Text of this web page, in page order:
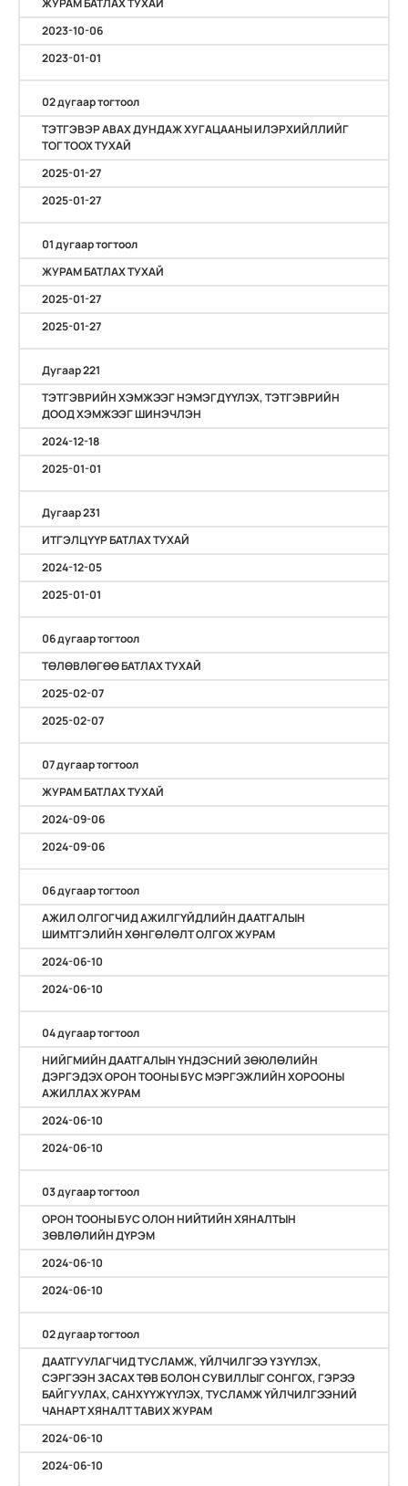
2023-10-06
2023-01-01
02 дугаар тогтоол
ТЭТГЭВЭР АВАХ ДУНДАЖ ХУГАЦААНЫ ИЛЭРХИЙЛЛИЙГ
ТОГТООХ ТУХАЙ
2025-01-27
2025-01-27
01 дугаар тогтоол
ЖУРАМ БАТЛАХ ТУХАЙ
2025-01-27
2025-01-27
Дугаар 221
ТЭТГЭВРИЙН ХЭМЖЭЭГ НЭМЭГДҮҮЛЭХ, ТЭТГЭВРИЙН
ДООД ХЭМЖЭЭГ ШИНЭЧЛЭН
2024-12-18
2025-01-01
Дугаар 231
ИТГЭЛЦҮҮР БАТЛАХ ТУХАЙ
2024-12-05
2025-01-01
06 дугаар тогтоол
ТӨЛӨВЛӨГӨӨ БАТЛАХ ТУХАЙ
2025-02-07
2025-02-07
07 дугаар тогтоол
ЖУРАМ БАТЛАХ ТУХАЙ
2024-09-06
2024-09-06
06 дугаар тогтоол
АЖИЛ ОЛГОГЧИД АЖИЛГҮЙДЛИЙН ДААТГАЛЫН
ШИМТГЭЛИЙН ХӨНГӨЛӨЛТ ОЛГОХ ЖУРАМ
2024-06-10
2024-06-10
04 дугаар тогтоол
НИЙГМИЙН ДААТГАЛЫН ҮНДЭСНИЙ ЗӨЮЛӨЛИЙН
ДЭРГЭДЭХ ОРОН ТООНЫ БУС МЭРГЭЖЛИЙН ХОРООНЫ
АЖИЛЛАХ ЖУРАМ
2024-06-10
2024-06-10
03 дугаар тогтоол
ОРОН ТООНЫ БУС ОЛОН НИЙТИЙН ХЯНАЛТЫН
ЗӨВЛӨЛИЙН ДҮРЭМ
2024-06-10
2024-06-10
02 дугаар тогтоол
ДААТГУУЛАГЧИД ТУСЛАМЖ, ҮЙЛЧИЛГЭЭ ҮЗҮҮЛЭХ,
СЭРГЭЭН ЗАСАХ ТӨВ БОЛОН СУВИЛЛЫГ СОНГОХ, ГЭРЭЭ
БАЙГУУЛАХ, САНХҮҮЖҮҮЛЭХ, ТУСЛАМЖ ҮЙЛЧИЛГЭЭНИЙ
ЧАНАРТ ХЯНАЛТ ТАВИХ ЖУРАМ
2024-06-10
2024-06-10